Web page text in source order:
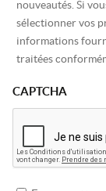
nouveautés. Si
sélectionner vos
informations
traitées
CAPTCHA